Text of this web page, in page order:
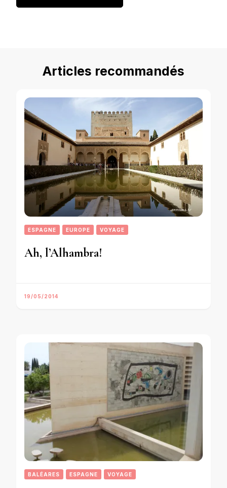
Articles recommandés
ESPAGNE EUROPE VOYAGE
Ah, l’Alhambra!
19/05/2014
BALÉARES ESPAGNE VOYAGE